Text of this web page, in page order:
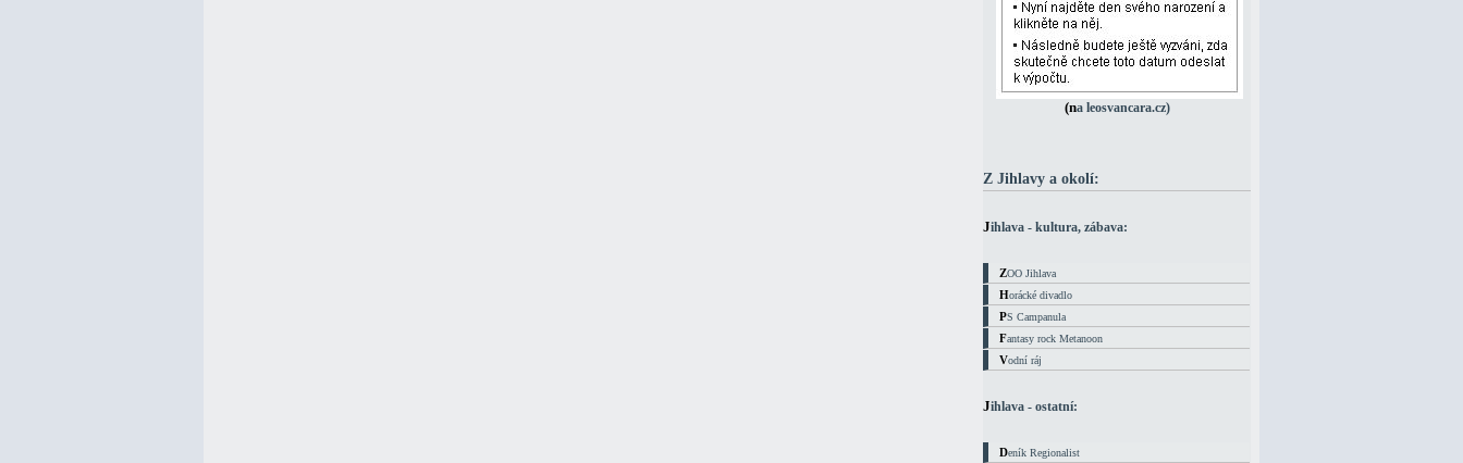
(na leosvancara.cz)
Z Jihlavy a okolí:
Jihlava - kultura, zábava:
ZOO Jihlava
Horácké divadlo
PS Campanula
Fantasy rock Metanoon
Vodní ráj
Jihlava - ostatní:
Deník Regionalist